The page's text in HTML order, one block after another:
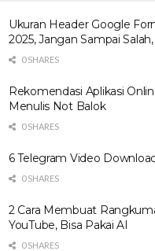
Ukuran Header Google
2025, Jangan Sampai Salah,
0 SHARES
Rekomendasi Aplikasi
Menulis Not Balok
0 SHARES
6 Telegram Video
0 SHARES
2 Cara Membuat
YouTube, Bisa Pakai AI
0 SHARES